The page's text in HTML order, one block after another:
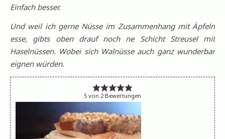
Einfach besser.
Und weil ich gerne Nüsse im Zusammenhang mit Äpfeln
esse, gibts oben drauf noch ne Schicht Streusel mit
Haselnüssen. Wobei sich Walnüsse auch ganz wunderbar
eignen würden.
5 von 2Bewertungen